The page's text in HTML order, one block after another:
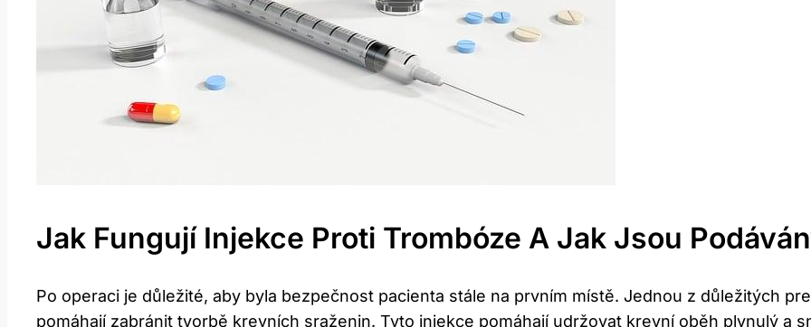
Jak Fungují Injekce Proti Trombóze A Jak Jsou
Po operaci je důležité, aby byla bezpečnost pacienta stále na prvním místě. Jednou z důležitých
pomáhají zabránit tvorbě krevních sraženin. Tyto injekce pomáhají udržovat krevní oběh plynulý a